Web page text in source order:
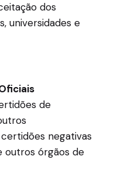
dos
universidades e
de
negativas
outros órgãos de